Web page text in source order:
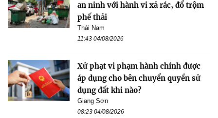
an ninh với hành vi xả rác, đổ trộm
phế thải
Thái Nam
11:43 04/08/2026
Xử phạt vi phạm hành chính được
áp dụng cho bên chuyển quyền sử
dụng đất khi nào?
Giang Sơn
08:23 04/08/2026